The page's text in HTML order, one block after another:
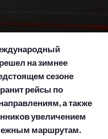
на зимнее
сезоне
рейсы по
а также
увеличением
маршрутам.